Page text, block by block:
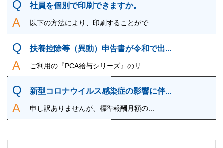
社員を個別で印刷できますか。
以下の方法により、印刷することがで...
扶養控除等（異動）申告書が令和で出...
ご利用の『PCA給与シリーズ』のリ...
新型コロナウイルス感染症の影響に伴...
申し訳ありませんが、標準報酬月額の...